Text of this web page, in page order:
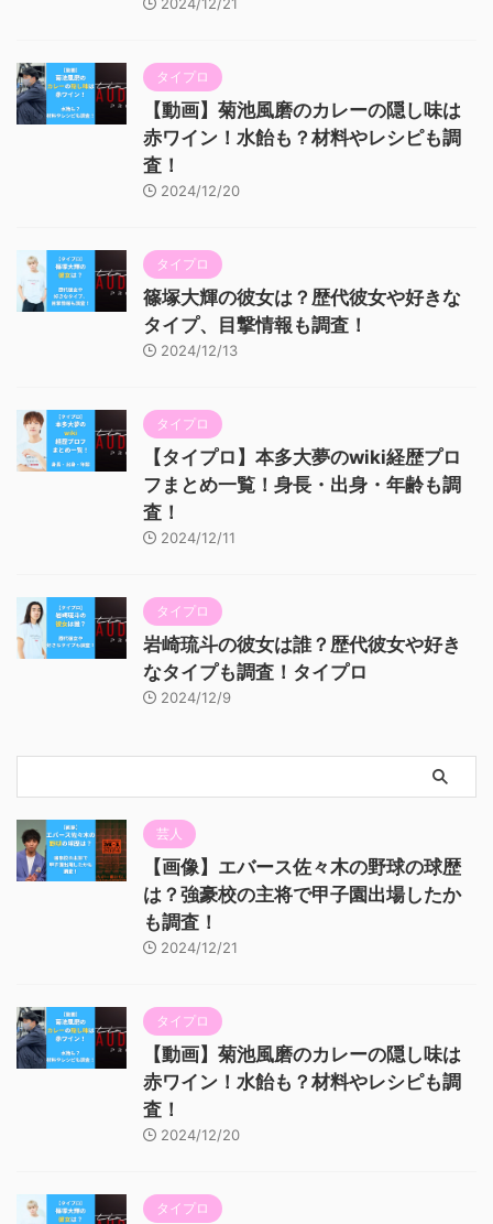
タイプロ
【動画】菊池風磨のカレーの隠し味は
赤ワイン！水飴も？材料やレシピも調
査！
2024/12/20
タイプロ
篠塚大輝の彼女は？歴代彼女や好きな
タイプ、目撃情報も調査！
2024/12/13
タイプロ
【タイプロ】本多大夢のwiki経歴プロ
フまとめ一覧！身長・出身・年齢も調
査！
2024/12/11
タイプロ
岩崎琉斗の彼女は誰？歴代彼女や好き
なタイプも調査！タイプロ
2024/12/9
芸人
【画像】エバース佐々木の野球の球歴
は？強豪校の主将で甲子園出場したか
も調査！
2024/12/21
タイプロ
【動画】菊池風磨のカレーの隠し味は
赤ワイン！水飴も？材料やレシピも調
査！
2024/12/20
タイプロ